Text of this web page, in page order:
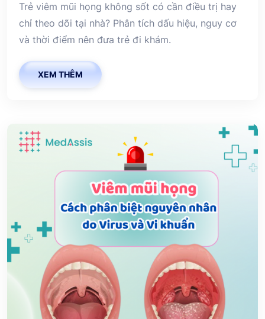
Trẻ viêm mũi họng không sốt có cần điều trị hay
chỉ theo dõi tại nhà? Phân tích dấu hiệu, nguy cơ
và thời điểm nên đưa trẻ đi khám.
XEM THÊM